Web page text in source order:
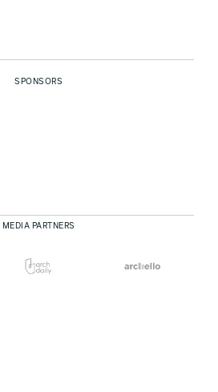
SPONSORS
MEDIA PARTNERS